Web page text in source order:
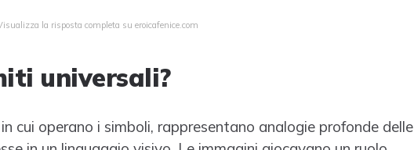
la risposta completa su eroicafenice.com
universali?
cui operano i simboli, rappresentano analogie profonde delle